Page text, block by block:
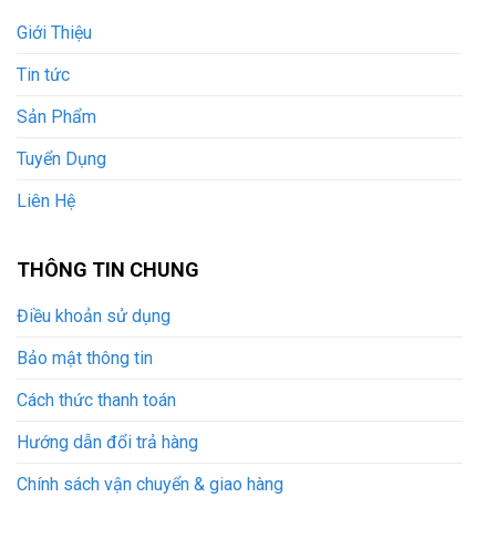
Giới Thiệu
Tin tức
Sản Phẩm
Tuyển Dụng
Liên Hệ
THÔNG TIN CHUNG
Điều khoản sử dụng
Bảo mật thông tin
Cách thức thanh toán
Hướng dẫn đổi trả hàng
Chính sách vận chuyển & giao hàng